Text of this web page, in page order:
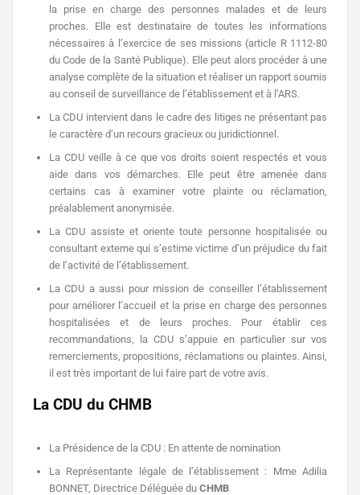
la prise en charge des personnes malades et de leurs
proches. Elle est destinataire de toutes les informations
nécessaires à l’exercice de ses missions (article R 1112-80
du Code de la Santé Publique). Elle peut alors procéder à une
analyse complète de la situation et réaliser un rapport soumis
au conseil de surveillance de l’établissement et à l’ARS.
La CDU intervient dans le cadre des litiges ne présentant pas
le caractère d’un recours gracieux ou juridictionnel.
La CDU veille à ce que vos droits soient respectés et vous
aide dans vos démarches. Elle peut être amenée dans
certains cas à examiner votre plainte ou réclamation,
préalablement anonymisée.
La CDU assiste et oriente toute personne hospitalisée ou
consultant externe qui s’estime victime d’un préjudice du fait
de l’activité de l’établissement.
La CDU a aussi pour mission de conseiller l’établissement
pour améliorer l’accueil et la prise en charge des personnes
hospitalisées et de leurs proches. Pour établir ces
recommandations, la CDU s’appuie en particulier sur vos
remerciements, propositions, réclamations ou plaintes. Ainsi,
il est très important de lui faire part de votre avis.
La CDU du CH M B
La Présidence de la CDU : En attente de nomination
La Représentante légale de l’établissement : Mme Adilia
BONNET, Directrice Déléguée du CHMB